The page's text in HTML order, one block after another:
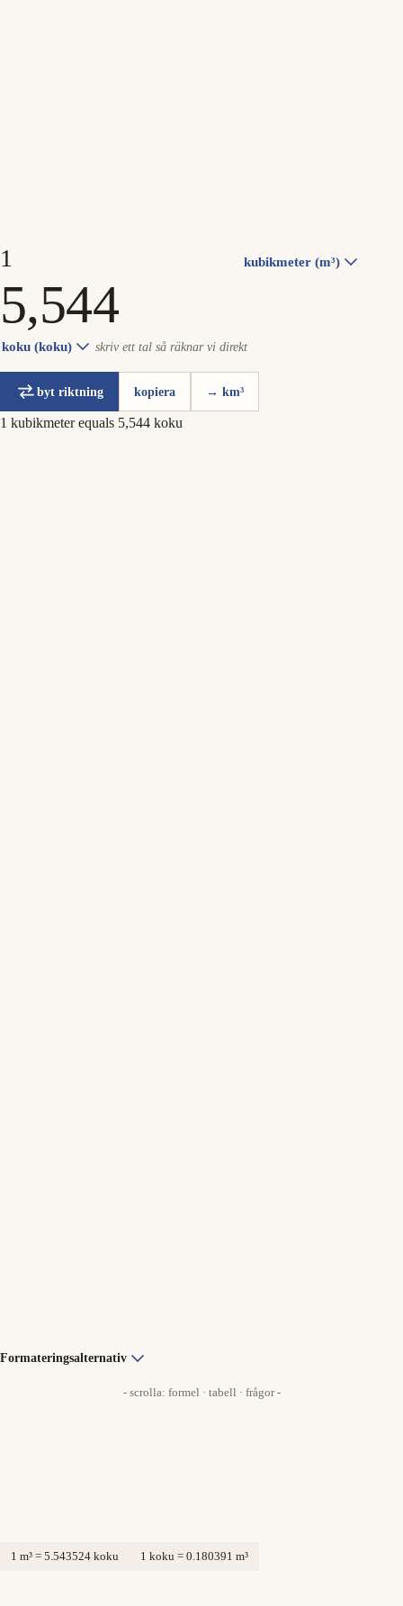
kubikmeter (m³)
koku (koku) skriv ett tal så räknar vi direkt
byt riktning kopiera → km³
1 kubikmeter equals 5,544 koku
Formateringsalternativ
- scrolla: formel · tabell · frågor -
1 m³ = 5.543524 koku 1 koku = 0.180391 m³